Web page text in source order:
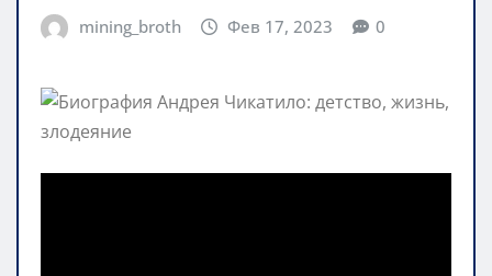
mining_broth Фев 17, 2023 0